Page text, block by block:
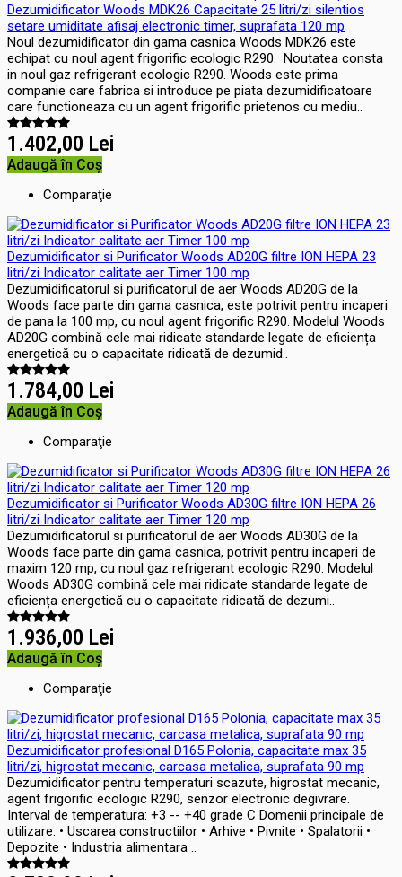
Dezumidificator Woods MDK26 Capacitate 25 litri/zi silentios
setare umiditate afisaj electronic timer, suprafata 120 mp
Noul dezumidificator din gama casnica Woods MDK26 este
echipat cu noul agent frigorific ecologic R290. Noutatea consta
in noul gaz refrigerant ecologic R290. Woods este prima
companie care fabrica si introduce pe piata dezumidificatoare
care functioneaza cu un agent frigorific prietenos cu mediu..
1.402,00 Lei
Adaugă în Coş
Comparaţie
Dezumidificator si Purificator Woods AD20G filtre ION HEPA 23
litri/zi Indicator calitate aer Timer 100 mp
Dezumidificatorul si purificatorul de aer Woods AD20G de la
Woods face parte din gama casnica, este potrivit pentru incaperi
de pana la 100 mp, cu noul agent frigorific R290. Modelul Woods
AD20G combină cele mai ridicate standarde legate de eficiența
energetică cu o capacitate ridicată de dezumid..
1.784,00 Lei
Adaugă în Coş
Comparaţie
Dezumidificator si Purificator Woods AD30G filtre ION HEPA 26
litri/zi Indicator calitate aer Timer 120 mp
Dezumidificatorul si purificatorul de aer Woods AD30G de la
Woods face parte din gama casnica, potrivit pentru incaperi de
maxim 120 mp, cu noul gaz refrigerant ecologic R290. Modelul
Woods AD30G combină cele mai ridicate standarde legate de
eficiența energetică cu o capacitate ridicată de dezumi..
1.936,00 Lei
Adaugă în Coş
Comparaţie
Dezumidificator profesional D165 Polonia, capacitate max 35
litri/zi, higrostat mecanic, carcasa metalica, suprafata 90 mp
Dezumidificator pentru temperaturi scazute, higrostat mecanic,
agent frigorific ecologic R290, senzor electronic degivrare.
Interval de temperatura: +3 -- +40 grade C Domenii principale de
utilizare: • Uscarea constructiilor • Arhive • Pivnite • Spalatorii •
Depozite • Industria alimentara ..